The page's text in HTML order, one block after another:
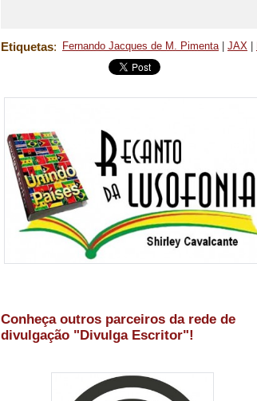
Etiquetas: Fernando Jacques de M. Pimenta JAX
Conheça outros parceiros da rede de
divulgação "Divulga Escritor"!